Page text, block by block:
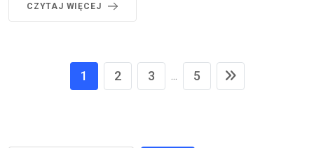
CZYTAJ WIĘCEJ
1 2 3 ... 5